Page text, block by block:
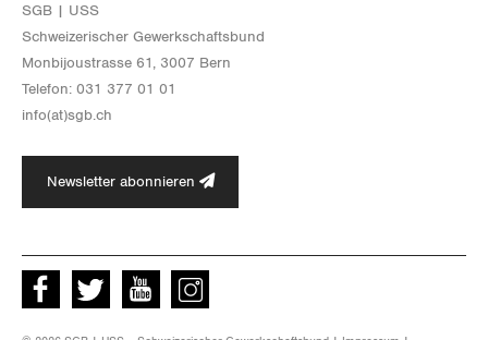
SGB | USS
Schwei­ze­ri­scher Ge­werk­schafts­bund
Mon­bi­joustras­se 61, 3007 Bern
Te­le­fon: 031 377 01 01
info(at)​sgb.​ch
Newsletter abonnieren
Facebook Twitter Youtube instagram